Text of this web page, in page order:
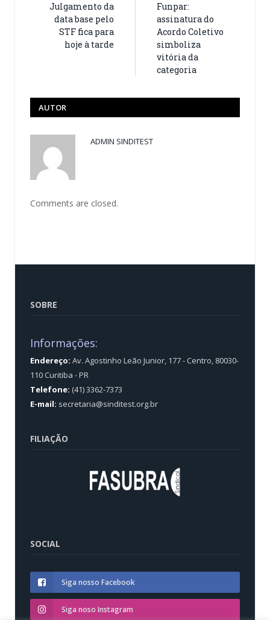
Julgamento da
data base pelo
STF fica para
hoje à tarde
Funpar:
assinatura do
Acordo Coletivo
simboliza
vitória da
categoria
AUTOR
ADMIN SINDITEST
Comments are closed.
SOBRE
Informações:
Endereço: Av. Agostinho Leão Junior, 177 - Centro, 80030-
110 Curitiba - PR
Telefone: (41) 3362-7373
E-mail: secretaria@sinditest.org.br
FILIAÇÃO
SOCIAL
Siga nosso Facebook
Siga noso Instagram